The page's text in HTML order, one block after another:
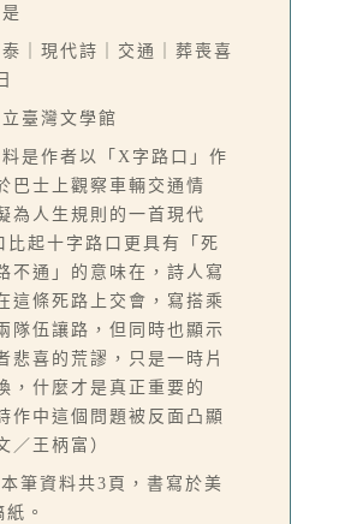
是
｜現代詩｜交通｜葬喪喜
立臺灣文學館
是作者以「X字路口」作
巴士上觀察車輛交通情
為人生規則的一首現代
比起十字路口更具有「死
不通」的意味在，詩人寫
這條死路上交會，寫搭乘
隊伍讓路，但同時也顯示
悲喜的荒謬，只是一時片
，什麼才是真正重要的
作中這個問題被反面凸顯
／王柄富）
筆資料共3頁，書寫於美
。